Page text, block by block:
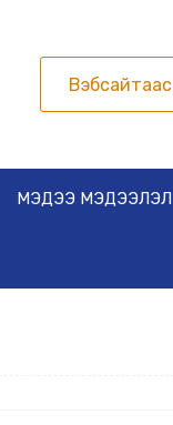
МЭДЭЭ МЭДЭЭЛЭЛ